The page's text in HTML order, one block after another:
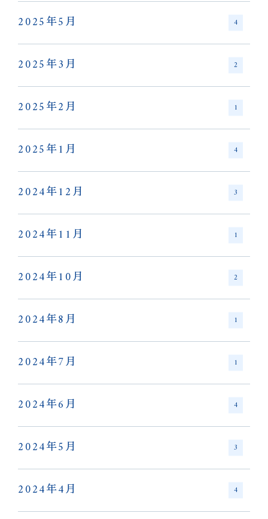
2025年5月 4
2025年3月 2
2025年2月 1
2025年1月 4
2024年12月 3
2024年11月 1
2024年10月 2
2024年8月 1
2024年7月 1
2024年6月 4
2024年5月 3
2024年4月 4